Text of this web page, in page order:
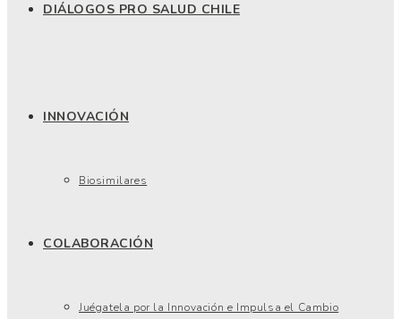
DIÁLOGOS PRO SALUD CHILE
INNOVACIÓN
Biosimilares
COLABORACIÓN
Juégatela por la Innovación e Impulsa el Cambio